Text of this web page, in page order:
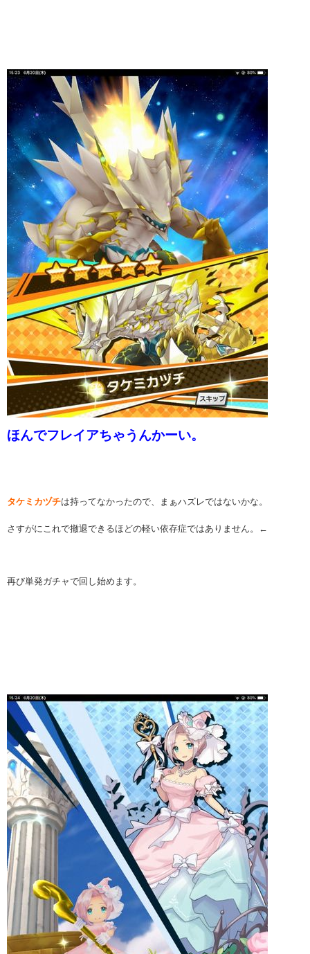
ほんでフレイアちゃうんかーい。
タケミカヅチは持ってなかったので、まぁハズレではないかな。
さすがにこれで撤退できるほどの軽い依存症ではありません。←
再び単発ガチャで回し始めます。